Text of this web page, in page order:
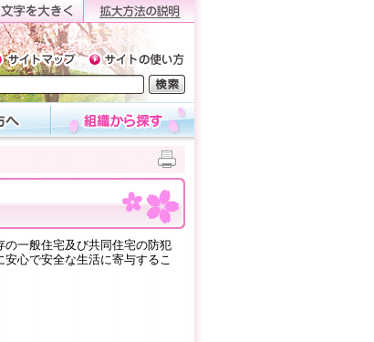
一般住宅及び共同住宅の防犯
心で安全な生活に寄与するこ